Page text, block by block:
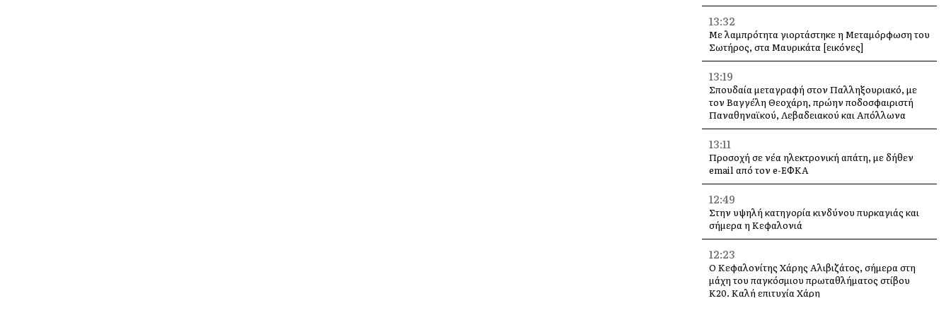
13:32
Με λαμπρότητα γιορτάστηκε η Μεταμόρφωση του
Σωτήρος, στα Μαυρικάτα [εικόνες]
13:19
Σπουδαία μεταγραφή στον Παλληξουριακό, με
τον Βαγγέλη Θεοχάρη, πρώην ποδοσφαιριστή
Παναθηναϊκού, Λεβαδειακού και Απόλλωνα
13:11
Προσοχή σε νέα ηλεκτρονική απάτη, με δήθεν
email από τον e-ΕΦΚΑ
12:49
Στην υψηλή κατηγορία κινδύνου πυρκαγιάς και
σήμερα η Κεφαλονιά
12:23
Ο Κεφαλονίτης Χάρης Αλιβιζάτος, σήμερα στη
μάχη του παγκόσμιου πρωταθλήματος στίβου
Κ20. Καλή επιτυχία Χάρη